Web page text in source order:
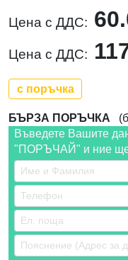
Цена с ДДС:
Цена с ДДС:
с поръчка
БЪРЗА ПОРЪЧКА
Въведете Вашите
"ПОРЪЧАЙ" и ние ще